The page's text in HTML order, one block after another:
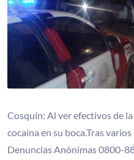
Cosquín: Al ver efectivos de
cocaína en su boca.Tras
Denuncias Anónimas 0800-